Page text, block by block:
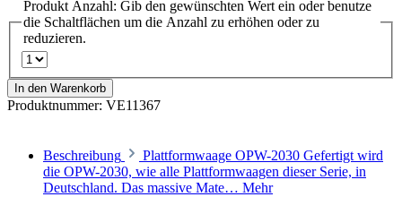
Produkt Anzahl: Gib den gewünschten Wert ein oder benutze
die Schaltflächen um die Anzahl zu erhöhen oder zu
reduzieren.
In den Warenkorb
Produktnummer: VE11367
Beschreibung
Plattformwaage OPW-2030 Gefertigt wird
die OPW-2030, wie alle Plattformwaagen dieser Serie, in
Deutschland. Das massive Mate… Mehr